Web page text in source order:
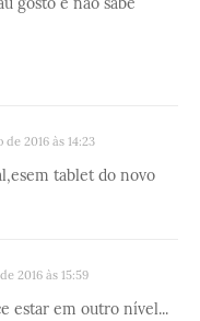
de 2016 às 14:23
tablet do novo
2016 às 15:59
estar em outro nível...